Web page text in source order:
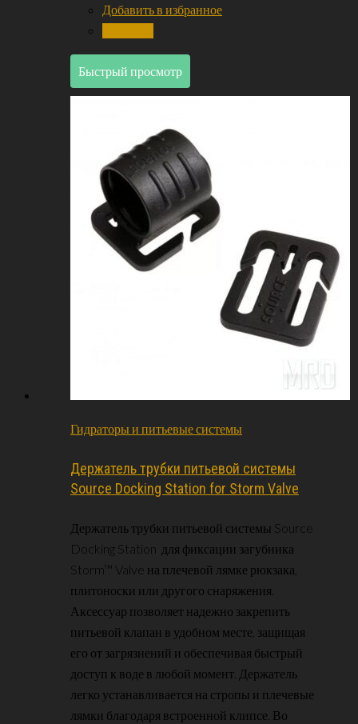
Добавить в избранное
Быстрый просмотр
Гидраторы и питьевые системы
Держатель трубки питьевой системы
Source Docking Station for Storm Valve
Держатель трубки питьевой системы Source
Docking Station для фиксации загубника
Storm™ Valve на плечевой лямке рюкзака,
плитоноски или другого снаряжения.
Аксессуар позволяет надежно закрепить
питьевой клапан в удобном месте, защищая
его от загрязнений и обеспечивая быстрый
доступ к воде в любой момент. Держатель
легко устанавливается на стропы и плечевые
лямки благодаря встроенной клипсе. Во